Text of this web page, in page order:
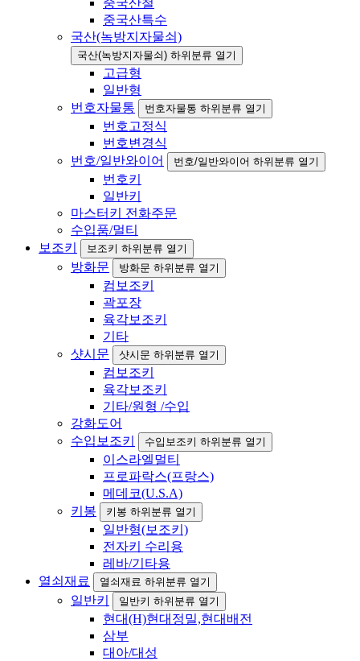
중국산특수
국산(녹방지자물쇠)
국산(녹방지자물쇠) 하위분류 열기
고급형
일반형
번호자물통
번호자물통 하위분류 열기
번호고정식
번호변경식
번호/일반와이어
번호/일반와이어 하위분류 열기
번호키
일반키
마스터키 전화주문
수입품/멀티
보조키
보조키 하위분류 열기
방화문 방화문 하위분류 열기
컴보조키
곽포장
육각보조키
기타
샷시문
샷시문 하위분류 열기
컴보조키
육각보조키
기타/원형 /수입
강화도어
수입보조키
수입보조키 하위분류 열기
이스라엘멀티
프로파락스(프랑스)
메데코(U.S.A)
키봉
키봉 하위분류 열기
일반형(보조키)
전자키 수리용
레바/기타용
열쇠재료
열쇠재료 하위분류 열기
일반키 일반키 하위분류 열기
현대(H)현대정밀,현대배전
삼부
대아/대성